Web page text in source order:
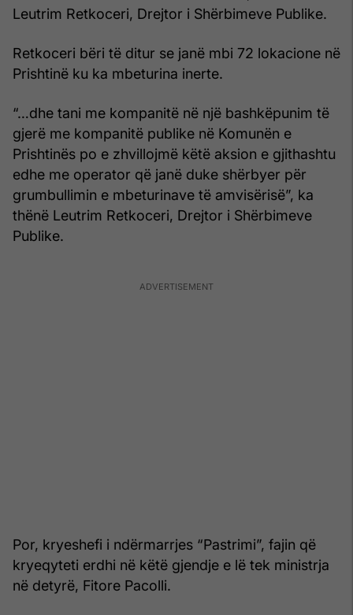
Leutrim Retkoceri, Drejtor i Shërbimeve Publike.
Retkoceri bëri të ditur se janë mbi 72 lokacione në
Prishtinë ku ka mbeturina inerte.
“…dhe tani me kompanitë në një bashkëpunim të
gjerë me kompanitë publike në Komunën e
Prishtinës po e zhvillojmë këtë aksion e gjithashtu
edhe me operator që janë duke shërbyer për
grumbullimin e mbeturinave të amvisërisë”, ka
thënë Leutrim Retkoceri, Drejtor i Shërbimeve
Publike.
Por, kryeshefi i ndërmarrjes “Pastrimi”, fajin që
kryeqyteti erdhi në këtë gjendje e lë tek ministrja
në detyrë, Fitore Pacolli.